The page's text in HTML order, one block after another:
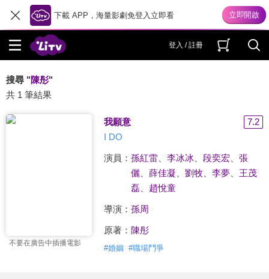
下載 APP，海量影劇免登入立即看
登入 / 註冊
搜尋 "陳彤"
共 1 筆結果
不要在廣告中插播電影
我願意
7.2
I DO
演員： 孫紅雷、 李冰冰 段奕宏
張
儷
薛佳凝 劉牧、 李夢、 王茂
磊、 趙悅童
導演： 孫周
原著： 陳彤
#婚姻 #職場鬥爭